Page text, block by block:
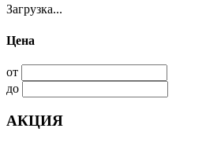
Загрузка...
Цена
от
до
АКЦИЯ